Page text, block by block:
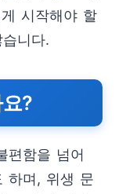
시작해야 할
니다.
?
편함을 넘어
하며, 위생 문